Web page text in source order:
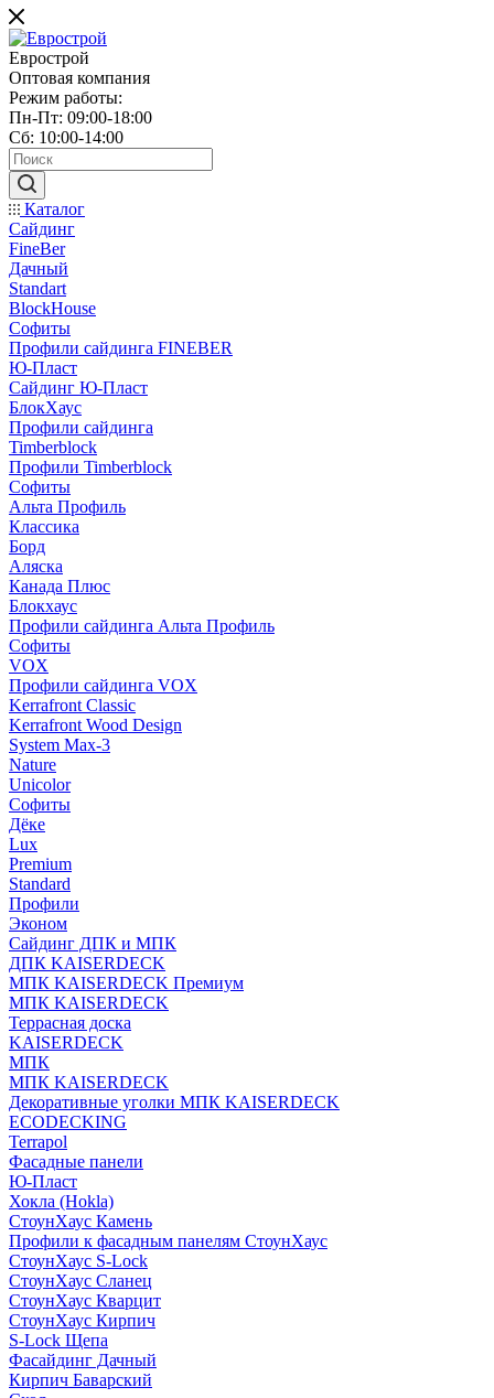
Еврострой
Оптовая компания
Режим работы:
Пн-Пт: 09:00-18:00
Сб: 10:00-14:00
Каталог
Сайдинг
FineBer
Дачный
Standart
BlockHouse
Софиты
Профили сайдинга FINEBER
Ю-Пласт
Сайдинг Ю-Пласт
БлокХаус
Профили сайдинга
Timberblock
Профили Timberblock
Софиты
Альта Профиль
Классика
Борд
Аляска
Канада Плюс
Блокхаус
Профили сайдинга Альта Профиль
Софиты
VOX
Профили сайдинга VOX
Kerrafront Classic
Kerrafront Wood Design
System Max-3
Nature
Unicolor
Софиты
Дёке
Lux
Premium
Standard
Профили
Эконом
Сайдинг ДПК и МПК
ДПК KAISERDECK
МПК KAISERDECK Премиум
МПК KAISERDECK
Террасная доска
KAISERDECK
МПК
МПК KAISERDECK
Декоративные уголки МПК KAISERDECK
ECODECKING
Terrapol
Фасадные панели
Ю-Пласт
Хокла (Hokla)
СтоунХаус Камень
Профили к фасадным панелям СтоунХаус
СтоунХаус S-Lock
СтоунХаус Сланец
СтоунХаус Кварцит
СтоунХаус Кирпич
S-Lock Щепа
Фасайдинг Дачный
Кирпич Баварский